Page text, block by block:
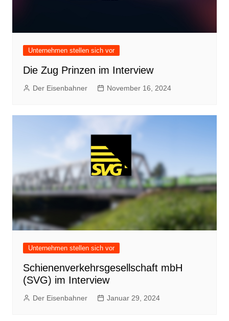
Unternehmen stellen sich vor
Die Zug Prinzen im Interview
Der Eisenbahner November 16, 2024
Unternehmen stellen sich vor
Schienenverkehrsgesellschaft mbH
(SVG) im Interview
Der Eisenbahner Januar 29, 2024